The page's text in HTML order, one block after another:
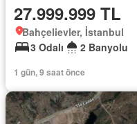
27.999.999 TL
Bahçelievler, İstanbul
3 Odalı
2 Banyolu
1 gün, 9 saat önce